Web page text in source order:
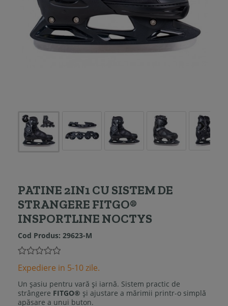
PATINE 2IN1 CU SISTEM DE
STRANGERE FITGO®
INSPORTLINE NOCTYS
Cod Produs: 29623-M
Expediere in 5-10 zile.
Un șasiu pentru vară și iarnă. Sistem practic de
strângere FITGO® și ajustare a mărimii printr-o simplă
apăsare a unui buton.